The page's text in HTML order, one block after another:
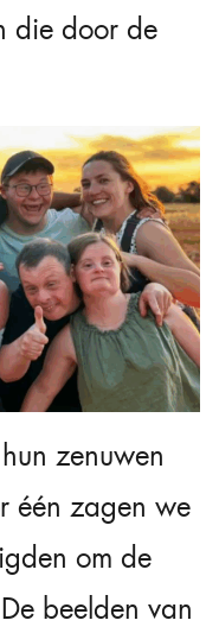
die door de
zenuwen
één zagen we
om de
beelden van